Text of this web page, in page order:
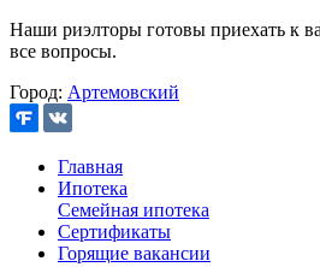
Наши риэлторы готовы приехать к
все вопросы.
Город: Артемовский
Главная
Ипотека
Семейная ипотека
Сертификаты
Горящие вакансии